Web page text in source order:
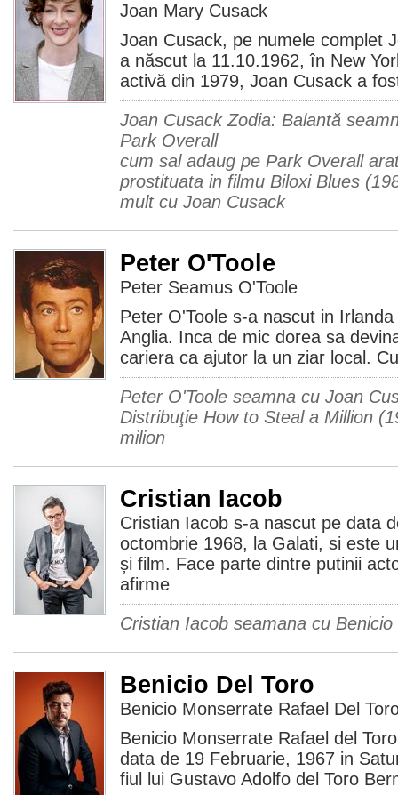
Joan Mary Cusack
Joan Cusack, pe numele complet
a născut la 11.10.1962, în New
activă din 1979, Joan Cusack a
Joan Cusack Zodia: Balantă
Park Overall
cum sal adaug pe Park Overall
prostituata in filmu Biloxi Blues
mult cu Joan Cusack
Peter O'Toole
Peter Seamus O'Toole
Peter O'Toole s-a nascut in
Anglia. Inca de mic dorea sa
cariera ca ajutor la un ziar local.
Peter O'Toole seamna cu Joan
Distribuţie How to Steal a Million
milion
Cristian Iacob
Cristian Iacob s-a nascut pe data
octombrie 1968, la Galati, si este
și film. Face parte dintre putinii
afirme
Cristian Iacob seamana cu Benicio
Benicio Del Toro
Benicio Monserrate Rafael Del
Benicio Monserrate Rafael del
data de 19 Februarie, 1967 in
fiul lui Gustavo Adolfo del Toro